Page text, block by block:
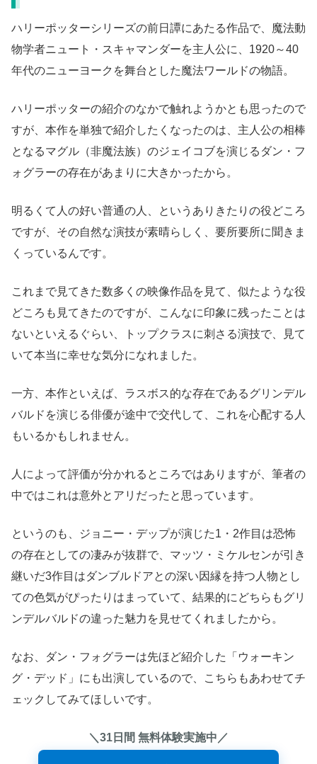
ハリーポッターシリーズの前日譚にあたる作品で、魔法動
物学者ニュート・スキャマンダーを主人公に、1920～40
年代のニューヨークを舞台とした魔法ワールドの物語。
ハリーポッターの紹介のなかで触れようかとも思ったので
すが、本作を単独で紹介したくなったのは、主人公の相棒
となるマグル（非魔法族）のジェイコブを演じるダン・フ
ォグラーの存在があまりに大きかったから。
明るくて人の好い普通の人、というありきたりの役どころ
ですが、その自然な演技が素晴らしく、要所要所に聞きま
くっているんです。
これまで見てきた数多くの映像作品を見て、似たような役
どころも見てきたのですが、こんなに印象に残ったことは
ないといえるぐらい、トップクラスに刺さる演技で、見て
いて本当に幸せな気分になれました。
一方、本作といえば、ラスボス的な存在であるグリンデル
バルドを演じる俳優が途中で交代して、これを心配する人
もいるかもしれません。
人によって評価が分かれるところではありますが、筆者の
中ではこれは意外とアリだったと思っています。
というのも、ジョニー・デップが演じた1・2作目は恐怖
の存在としての凄みが抜群で、マッツ・ミケルセンが引き
継いだ3作目はダンブルドアとの深い因縁を持つ人物とし
ての色気がぴったりはまっていて、結果的にどちらもグリ
ンデルバルドの違った魅力を見せてくれましたから。
なお、ダン・フォグラーは先ほど紹介した「ウォーキン
グ・デッド」にも出演しているので、こちらもあわせてチ
ェックしてみてほしいです。
＼31日間 無料体験実施中／